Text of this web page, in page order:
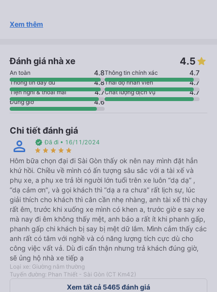
Xem thêm
Đánh giá nhà xe 4.5
An toàn 4.8Thông tin chính xác 4.7
Thông tin đầy đủ 4.8Thái độ nhân viên 4.7
Tiện nghi & thoải mái 4.7Chất lượng dịch vụ 4.7
Đúng giờ 4.6
Chi tiết đánh giá
perm_identity verified Đã đi • 16/11/2024
star_rate star_rate star_rate star_rate star_rate
Hôm bữa chọn đại đi Sài Gòn thấy ok nên nay mình đặt hẳn
khứ hồi. Chiều về mình có ấn tượng sâu sắc với a tài xế và
phụ xe, a phụ xe trả lời người lớn tuổi trên xe luôn “dạ dạ” ,
“dạ cảm ơn”, và gọi khách thì “dạ a ra chưa” rất lịch sự, lúc
giải thích cho khách thì cân cần nhẹ nhàng, anh tài xế thì chạy
rất êm, trước khi xuống xe mình có khen a, trước giờ e say xe
mà nay đi êm không thấy mệt, anh bảo a rất ít khi phanh gấp,
phanh gấp chi khách bị say bị mệt dữ lắm. Mình cảm thấy các
anh rất có tâm với nghề và có năng lượng tích cực dù cho
công việc vất vả. Dù đi cẩn thận nhưng trả khách đúng giờ,
sẽ ủng hộ nhà xe tiếp ạ
Loại xe: Giường nằm thường
Tuyến đường: Phan Thiết - Sài Gòn (CT Km42)
Xem tất cả 5465 đánh giá